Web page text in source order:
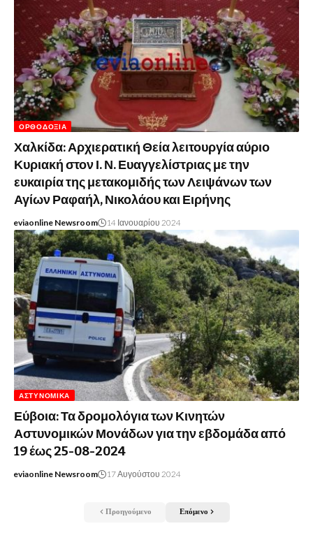
ΟΡΘΟΔΟΞΊΑ
Χαλκίδα: Αρχιερατική Θεία λειτουργία αύριο
Κυριακή στον Ι. Ν. Ευαγγελίστριας με την
ευκαιρία της μετακομιδής των Λειψάνων των
Αγίων Ραφαήλ, Νικολάου και Ειρήνης
eviaonline Newsroom 14 Ιανουαρίου 2024
ΑΣΤΥΝΟΜΙΚΆ
Εύβοια: Τα δρομολόγια των Κινητών
Αστυνομικών Μονάδων για την εβδομάδα από
19 έως 25-08-2024
eviaonline Newsroom 17 Αυγούστου 2024
Προηγούμενο Επόμενο